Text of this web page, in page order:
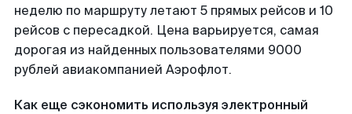
неделю по маршруту летают 5 прямых рейсов и 10
рейсов с пересадкой. Цена варьируется, самая
дорогая из найденных пользователями 9000
рублей авиакомпанией Аэрофлот.
Как еще сэкономить используя электронный